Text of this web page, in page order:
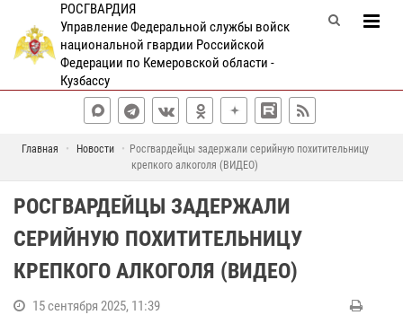
РОСГВАРДИЯ
Управление Федеральной службы войск
национальной гвардии Российской
Федерации по Кемеровской области -
Кузбассу
Главная Новости
Росгвардейцы задержали серийную похитительницу
крепкого алкоголя (ВИДЕО)
РОСГВАРДЕЙЦЫ ЗАДЕРЖАЛИ
СЕРИЙНУЮ ПОХИТИТЕЛЬНИЦУ
КРЕПКОГО АЛКОГОЛЯ (ВИДЕО)
15 сентября 2025, 11:39